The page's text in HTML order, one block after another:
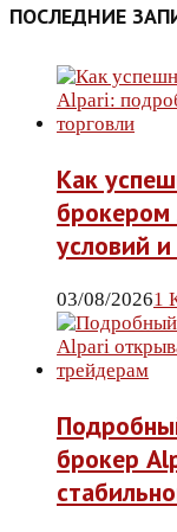
ПОСЛЕДНИЕ
Как
условий
03/08/20261
брокер